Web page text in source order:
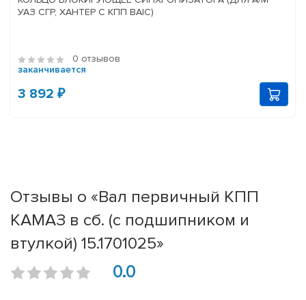
УАЗ СГР, ХАНТЕР С КПП BAIC)
0 отзывов
заканчивается
3 892 ₽
Отзывы о «Вал первичный КПП
КАМАЗ в сб. (с подшипником и
втулкой) 15.1701025»
0.0